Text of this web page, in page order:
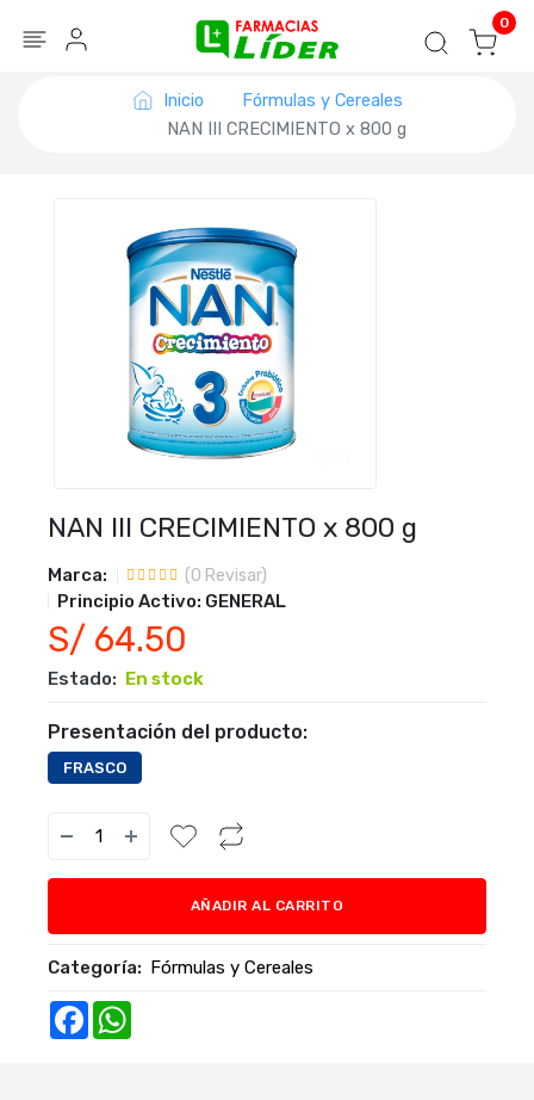
Seguir mi pedido 0
Inicio
Fórmulas y Cereales
NAN III CRECIMIENTO x 800 g
NAN III CRECIMIENTO x 800 g
Marca: (0 Revisar)
Principio Activo: GENERAL
S/ 64.50
Estado: En stock
Presentación del producto:
FRASCO
AÑADIR AL CARRITO
Categoría: Fórmulas y Cereales
Facebook